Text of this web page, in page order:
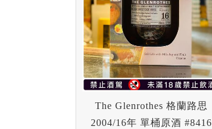
The Glenrothes 格蘭路思
2004/16年 單桶原酒 #8416